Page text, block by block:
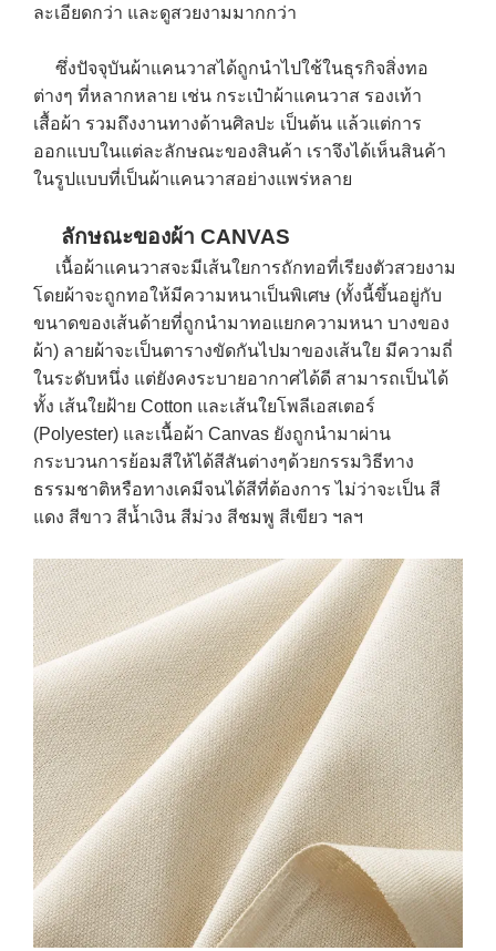
ละเอียดกว่า และดูสวยงามมากกว่า
ซึ่งปัจจุบันผ้าแคนวาสได้ถูกนำไปใช้ในธุรกิจสิ่งทอ
ต่างๆ ที่หลากหลาย เช่น กระเป๋าผ้าแคนวาส รองเท้า
เสื้อผ้า รวมถึงงานทางด้านศิลปะ เป็นต้น แล้วแต่การ
ออกแบบในแต่ละลักษณะของสินค้า เราจึงได้เห็นสินค้า
ในรูปแบบที่เป็นผ้าแคนวาสอย่างแพร่หลาย
ลักษณะของผ้า CANVAS
เนื้อผ้าแคนวาสจะมีเส้นใยการถักทอที่เรียงตัวสวยงาม
โดยผ้าจะถูกทอให้มีความหนาเป็นพิเศษ (ทั้งนี้ขึ้นอยู่กับ
ขนาดของเส้นด้ายที่ถูกนำมาทอแยกความหนา บางของ
ผ้า) ลายผ้าจะเป็นตารางขัดกันไปมาของเส้นใย มีความถี่
ในระดับหนึ่ง แต่ยังคงระบายอากาศได้ดี สามารถเป็นได้
ทั้ง เส้นใยฝ้าย Cotton และเส้นใยโพลีเอสเตอร์
(Polyester) และเนื้อผ้า Canvas ยังถูกนำมาผ่าน
กระบวนการย้อมสีให้ได้สีสันต่างๆด้วยกรรมวิธีทาง
ธรรมชาติหรือทางเคมีจนได้สีที่ต้องการ ไม่ว่าจะเป็น สี
แดง สีขาว สีน้ำเงิน สีม่วง สีชมพู สีเขียว ฯลฯ